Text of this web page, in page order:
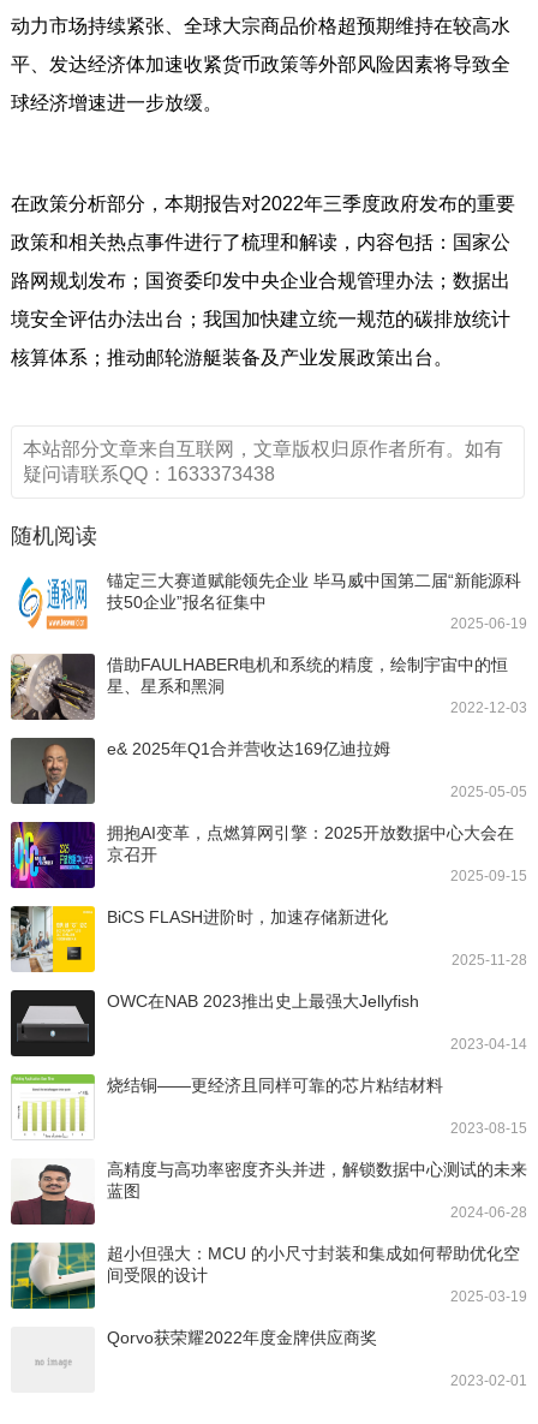
动力市场持续紧张、全球大宗商品价格超预期维持在较高水
平、发达经济体加速收紧货币政策等外部风险因素将导致全
球经济增速进一步放缓。
在政策分析部分，本期报告对2022年三季度政府发布的重要
政策和相关热点事件进行了梳理和解读，内容包括：国家公
路网规划发布；国资委印发中央企业合规管理办法；数据出
境安全评估办法出台；我国加快建立统一规范的碳排放统计
核算体系；推动邮轮游艇装备及产业发展政策出台。
本站部分文章来自互联网，文章版权归原作者所有。如有
疑问请联系QQ：1633373438
随机阅读
锚定三大赛道赋能领先企业 毕马威中国第二届“新能源科
技50企业”报名征集中
2025-06-19
借助FAULHABER电机和系统的精度，绘制宇宙中的恒
星、星系和黑洞
2022-12-03
e& 2025年Q1合并营收达169亿迪拉姆
2025-05-05
拥抱AI变革，点燃算网引擎：2025开放数据中心大会在
京召开
2025-09-15
BiCS FLASH进阶时，加速存储新进化
2025-11-28
OWC在NAB 2023推出史上最强大Jellyfish
2023-04-14
烧结铜——更经济且同样可靠的芯片粘结材料
2023-08-15
高精度与高功率密度齐头并进，解锁数据中心测试的未来
蓝图
2024-06-28
超小但强大：MCU 的小尺寸封装和集成如何帮助优化空
间受限的设计
2025-03-19
Qorvo获荣耀2022年度金牌供应商奖
2023-02-01